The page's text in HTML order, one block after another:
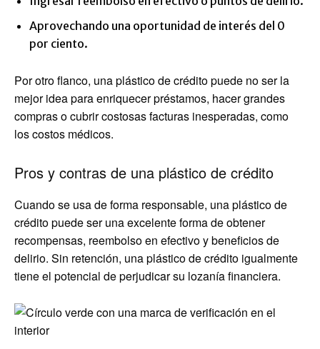
Aprovechando una oportunidad de interés del 0
por ciento.
Por otro flanco, una plástico de crédito puede no ser la
mejor idea para enriquecer préstamos, hacer grandes
compras o cubrir costosas facturas inesperadas, como
los costos médicos.
Pros y contras de una plástico de crédito
Cuando se usa de forma responsable, una plástico de
crédito puede ser una excelente forma de obtener
recompensas, reembolso en efectivo y beneficios de
delirio. Sin retención, una plástico de crédito igualmente
tiene el potencial de perjudicar su lozanía financiera.